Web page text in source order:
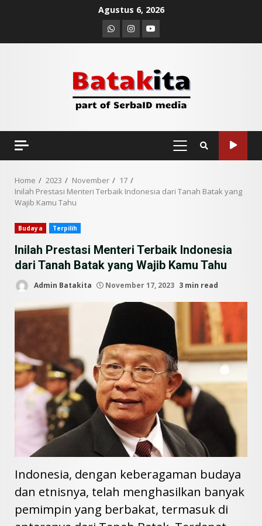
Agustus 6, 2026
Whatsapp
Instagram
Youtube
PRIMARY
Home 2023 November
17
Inilah Prestasi Menteri Terbaik Indonesia dari Tanah Batak yang
Wajib Kamu Tahu
Budaya Terpilih
Inilah Prestasi Menteri Terbaik Indonesia
dari Tanah Batak yang Wajib Kamu Tahu
Admin Batakita November 17, 2023 3 min read
Indonesia, dengan keberagaman budaya
dan etnisnya, telah menghasilkan banyak
pemimpin yang berbakat, termasuk di